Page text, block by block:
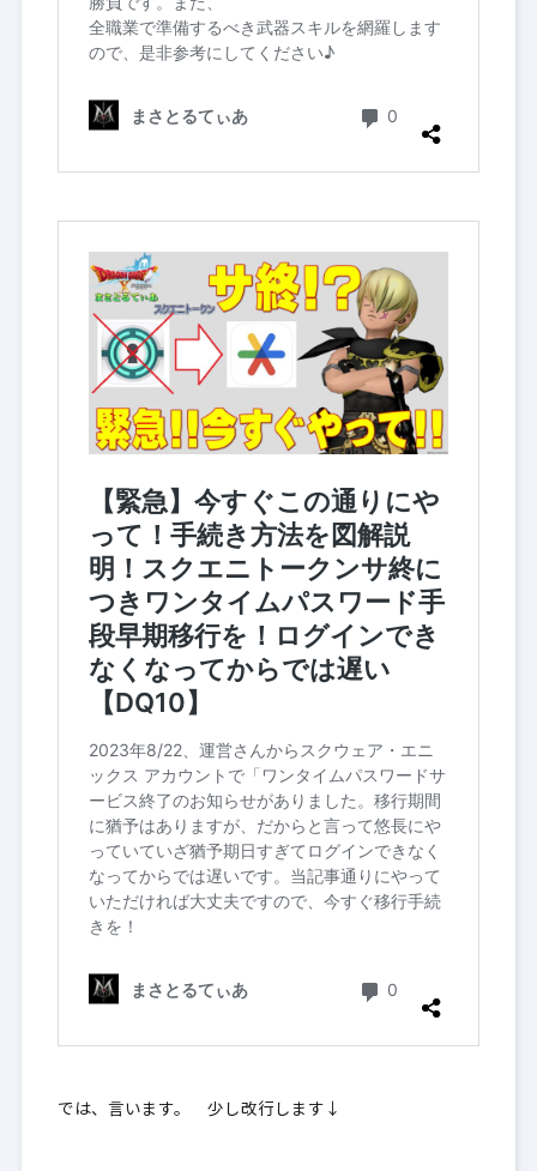
では、言います。 少し改行します↓